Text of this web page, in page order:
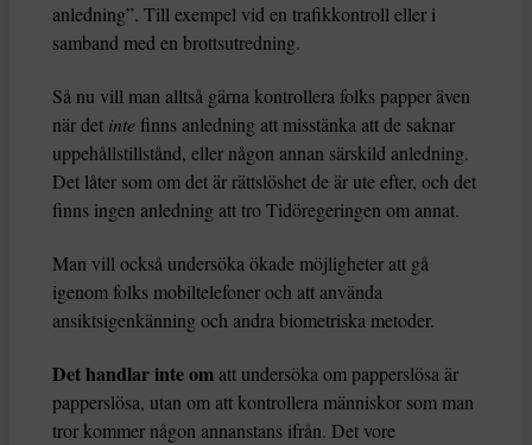
anledning”. Till exempel vid en trafikkontroll eller i
samband med en brottsutredning.
Så nu vill man alltså gärna kontrollera folks papper även
när det inte finns anledning att misstänka att de saknar
uppehållstillstånd, eller någon annan särskild anledning.
Det låter som om det är rättslöshet de är ute efter, och det
finns ingen anledning att tro Tidöregeringen om annat.
Man vill också undersöka ökade möjligheter att gå
igenom folks mobiltelefoner och att använda
ansiktsigenkänning och andra biometriska metoder.
Det handlar inte omatt undersöka om papperslösa är
papperslösa, utan om att kontrollera människor som man
tror kommer någon annanstans ifrån. Det vore